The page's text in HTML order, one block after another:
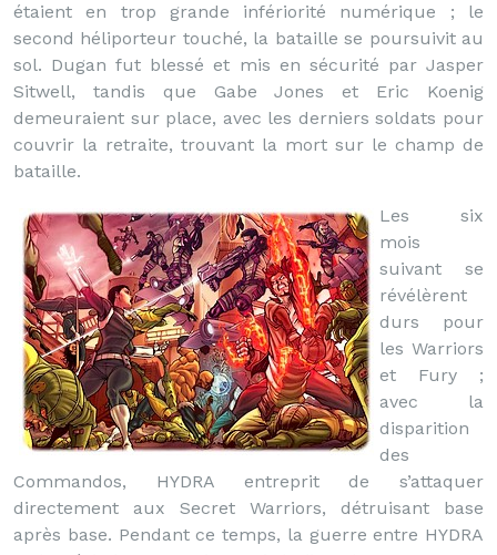
étaient en trop grande infériorité numérique ; le
second héliporteur touché, la bataille se poursuivit au
sol. Dugan fut blessé et mis en sécurité par Jasper
Sitwell, tandis que Gabe Jones et Eric Koenig
demeuraient sur place, avec les derniers soldats pour
couvrir la retraite, trouvant la mort sur le champ de
bataille.
Les six
mois
suivant se
révélèrent
durs pour
les Warriors
et Fury ;
avec la
disparition
des
Commandos, HYDRA entreprit de s’attaquer
directement aux Secret Warriors, détruisant base
après base. Pendant ce temps, la guerre entre HYDRA